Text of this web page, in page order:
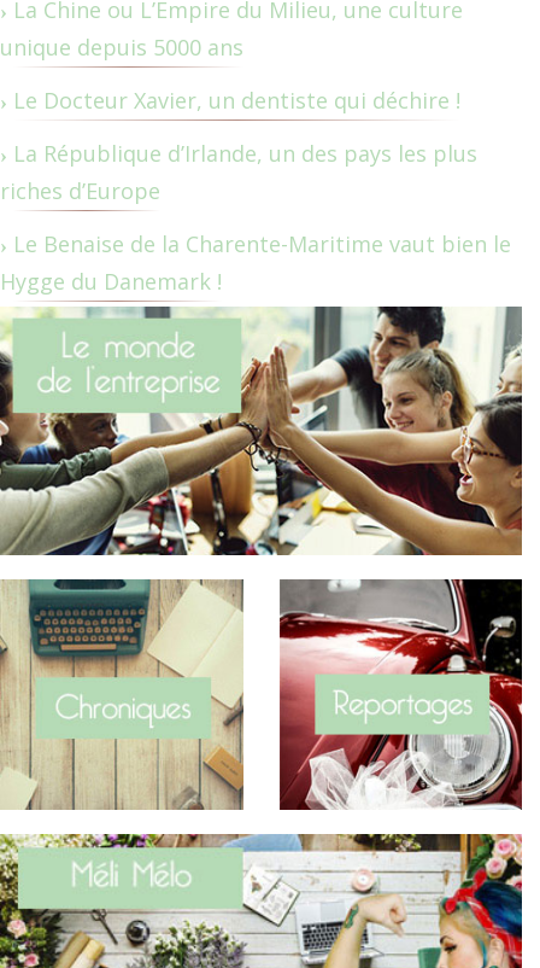
La Chine ou L’Empire du Milieu, une culture
unique depuis 5000 ans
Le Docteur Xavier, un dentiste qui déchire !
La République d’Irlande, un des pays les plus
riches d’Europe
Le Benaise de la Charente-Maritime vaut bien le
Hygge du Danemark !